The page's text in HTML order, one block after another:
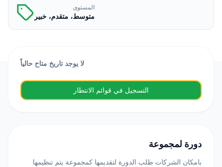
المستوى
متوسط، متقدم، خبير
لا يوجد تاريخ متاح حالياً
التسجيل في قوائم الانتظار
دورة لمجموعة
بامكان الشركات طلب الدورة لتقديمها كمجموعة يتم تنظيمها